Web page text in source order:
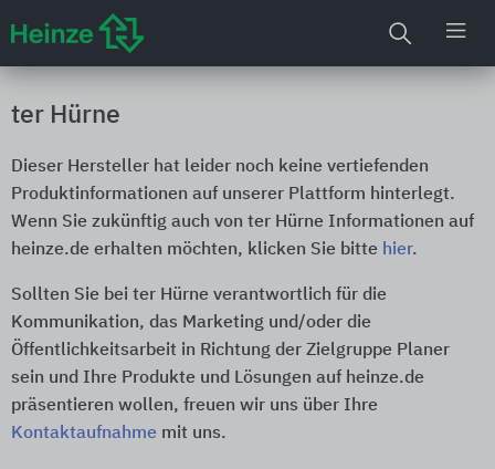
ter Hürne
Dieser Hersteller hat leider noch keine vertiefenden
Produktinformationen auf unserer Plattform hinterlegt.
Wenn Sie zukünftig auch von ter Hürne Informationen auf
heinze.de erhalten möchten, klicken Sie bitte hier.
Sollten Sie bei ter Hürne verantwortlich für die
Kommunikation, das Marketing und/oder die
Öffentlichkeitsarbeit in Richtung der Zielgruppe Planer
sein und Ihre Produkte und Lösungen auf heinze.de
präsentieren wollen, freuen wir uns über Ihre
Kontaktaufnahme mit uns.